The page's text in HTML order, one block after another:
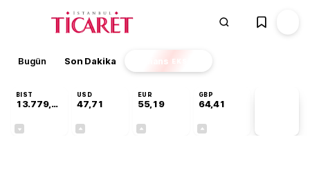
Bugün Son Dakika Finans EKSTRA
BIST
13.779,39
USD
47,71
EUR
55,19
GBP
64,41